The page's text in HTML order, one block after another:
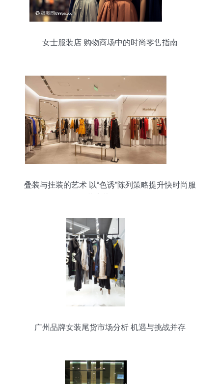
女士服装店 购物商场中的时尚零售指南
叠装与挂装的艺术 以“色诱”陈列策略提升快时尚服
广州品牌女装尾货市场分析 机遇与挑战并存